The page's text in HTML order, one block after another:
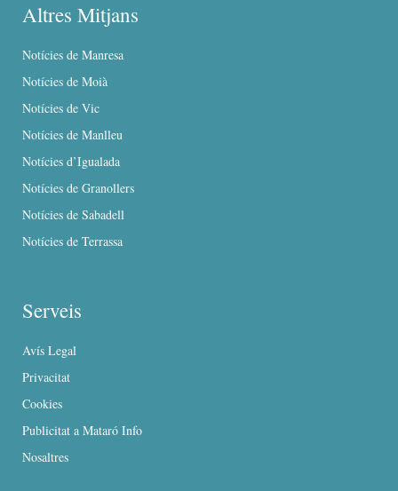
Altres Mitjans
Notícies de Manresa
Notícies de Moià
Notícies de Vic
Notícies de Manlleu
Notícies d’Igualada
Notícies de Granollers
Notícies de Sabadell
Notícies de Terrassa
Serveis
Avís Legal
Privacitat
Cookies
Publicitat a Mataró Info
Nosaltres